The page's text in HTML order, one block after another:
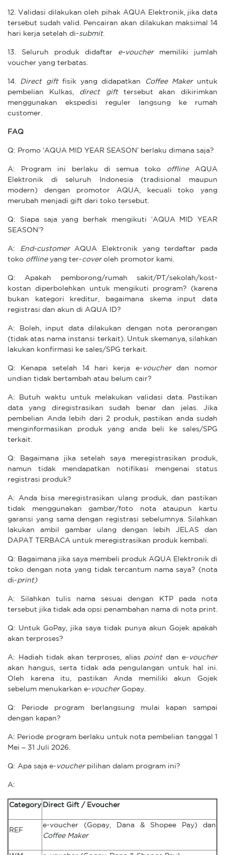
12. Validasi dilakukan oleh pihak AQUA Elektronik, jika data
tersebut sudah valid. Pencairan akan dilakukan maksimal 14
hari kerja setelah di-submit.
13. Seluruh produk didaftar e-vouchermemiliki jumlah
voucher yang terbatas.
14. Direct giftfisik yang didapatkan Coffee Makeruntuk
pembelian Kulkas, direct gift tersebut akan dikirimkan
menggunakan ekspedisi reguler langsung ke rumah
customer.
FAQ
Q: Promo ‘AQUA MID YEAR SEASON’ berlaku dimana saja?
A: Program ini berlaku di semua toko offline AQUA
Elektronik di seluruh Indonesia (tradisional maupun
modern) dengan promotor AQUA, kecuali toko yang
merubah menjadi gift dari toko tersebut.
Q: Siapa saja yang berhak mengikuti ‘AQUA MID YEAR
SEASON’?
A: End-customerAQUA Elektronik yang terdaftar pada
toko offline yang ter-coveroleh promotor kami.
Q: Apakah pemborong/rumah sakit/PT/sekolah/kost-
kostan diperbolehkan untuk mengikuti program? (karena
bukan kategori kreditur, bagaimana skema input data
registrasi dan akun di AQUA ID?
A: Boleh, input data dilakukan dengan nota perorangan
(tidak atas nama instansi terkait). Untuk skemanya, silahkan
lakukan konfirmasi ke sales/SPG terkait.
Q: Kenapa setelah 14 hari kerja e- voucher dan nomor
undian tidak bertambah atau belum cair?
A: Butuh waktu untuk melakukan validasi data. Pastikan
data yang diregistrasikan sudah benar dan jelas. Jika
pembelian Anda lebih dari 2 produk, pastikan anda sudah
menginformasikan produk yang anda beli ke sales/SPG
terkait.
Q: Bagaimana jika setelah saya meregistrasikan produk,
namun tidak mendapatkan notifikasi mengenai status
registrasi produk?
A: Anda bisa meregistrasikan ulang produk, dan pastikan
tidak menggunakan gambar/foto nota ataupun kartu
garansi yang sama dengan registrasi sebelumnya. Silahkan
lakukan ambil gambar ulang dengan lebih JELAS dan
DAPAT TERBACA untuk meregistrasikan produk kembali.
Q: Bagaimana jika saya membeli produk AQUA Elektronik di
toko dengan nota yang tidak tercantum nama saya? (nota
di-print)
A: Silahkan tulis nama sesuai dengan KTP pada nota
tersebut jika tidak ada opsi penambahan nama di nota print.
Q: Untuk GoPay, jika saya tidak punya akun Gojek apakah
akan terproses?
A: Hadiah tidak akan terproses, alias point dan e- voucher
akan hangus, serta tidak ada pengulangan untuk hal ini.
Oleh karena itu, pastikan Anda memiliki akun Gojek
sebelum menukarkan e- voucherGopay.
Q: Periode program berlangsung mulai kapan sampai
dengan kapan?
A: Periode program berlaku untuk nota pembelian tanggal 1
Mei – 31 Juli 2026.
Q: Apa saja e- voucherpilihan dalam program ini?
A:
Category Direct Gift / Evoucher
REF
e-voucher (Gopay, Dana & Shopee Pay) dan
Coffee Maker